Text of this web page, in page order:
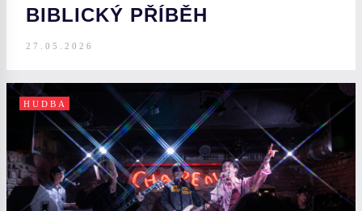
BIBLICKÝ PŘÍBĚH
27.05.2026
HUDBA